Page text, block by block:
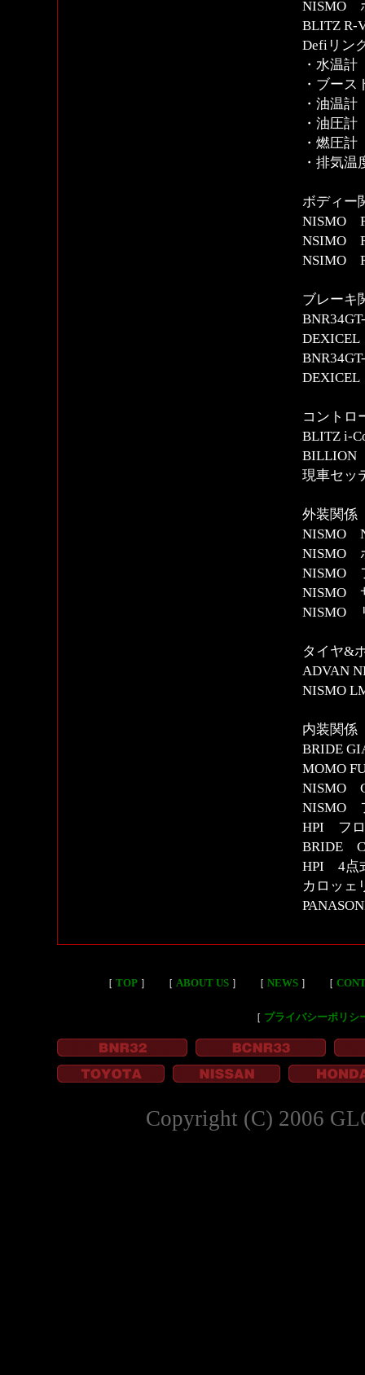
NISMO
BLITZ R-
Defiリン
・水温計
・ブース
・油温計
・油圧計
・燃圧計
・排気温
ボディー
NISMO
NSIMO
NSIMO
ブレーキ
コントロ
BLITZ i-
BILLION
現車セッ
外装関係
NISMO
NISMO
NISMO
NISMO
NISMO
タイヤ&
ADVAN
NISMO
内装関係
BRIDE
MOMO
NISMO
NISMO
HPI フ
BRIDE
HPI 4点
カロッェ
［ TOP］ ［ ABOUT US］ ［ NEWS］ ［
［ プライバシーポリシ
Copyright (C) 2006